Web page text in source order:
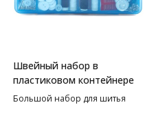
Швейный набор в
пластиковом контейнере
Большой набор для шитья